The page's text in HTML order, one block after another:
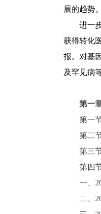
展的趋势。
进一
获得转化
报。对基
及罕见病
第一
第一
第二
第三
第四
一、
二、